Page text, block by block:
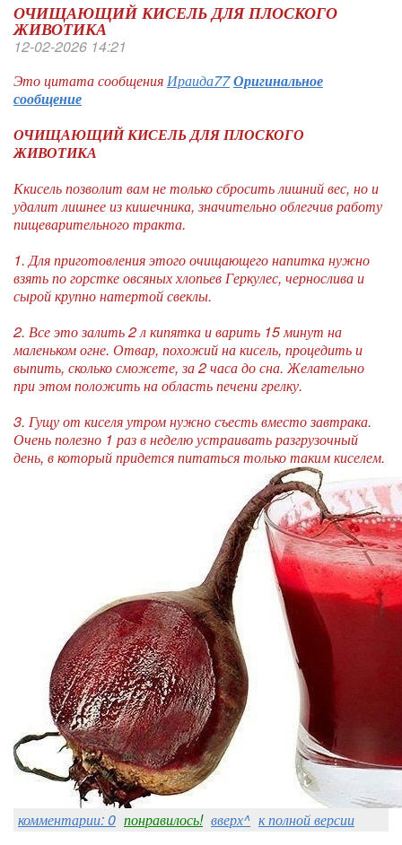
ОЧИЩАЮЩИЙ КИСЕЛЬ ДЛЯ ПЛОСКОГО
ЖИВОТИКА
12-02-2026 14:21
Это цитата сообщенияИраида77Оригинальное
сообщение
ОЧИЩАЮЩИЙ КИСЕЛЬ ДЛЯ ПЛОСКОГО
ЖИВОТИКА
Ккисель позволит вам не только сбросить лишний вес, но и
удалит лишнее из кишечника, значительно облегчив работу
пищеварительного тракта.
1. Для приготовления этого очищающего напитка нужно
взять по горстке овсяных хлопьев Геркулес, чернослива и
сырой крупно натертой свеклы.
2. Все это залить 2 л кипятка и варить 15 минут на
маленьком огне. Отвар, похожий на кисель, процедить и
выпить, сколько сможете, за 2 часа до сна. Желательно
при этом положить на область печени грелку.
3. Гущу от киселя утром нужно съесть вместо завтрака.
Очень полезно 1 раз в неделю устраивать разгрузочный
день, в который придется питаться только таким киселем.
комментарии: 0 понравилось! вверх^ к полной версии